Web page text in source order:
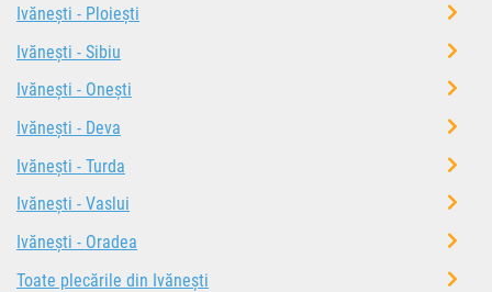
Ivănești - Ploiești
Ivănești - Sibiu
Ivănești - Onești
Ivănești - Deva
Ivănești - Turda
Ivănești - Vaslui
Ivănești - Oradea
Toate plecările din Ivănești